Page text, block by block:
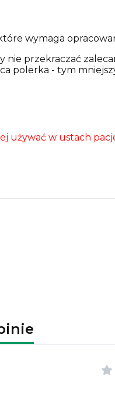
wymaga
nie przekraczać
polerka - tym
używać w ustach